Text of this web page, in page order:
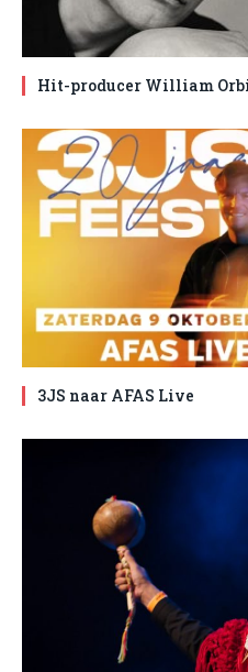
Hit-producer William
3JS naar AFAS Live